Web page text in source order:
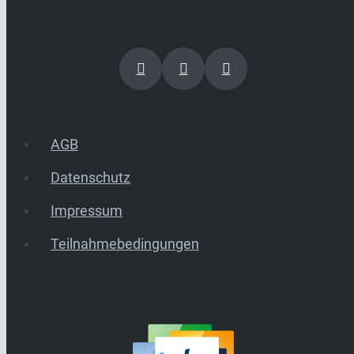
AGB
Datenschutz
Impressum
Teilnahmebedingungen